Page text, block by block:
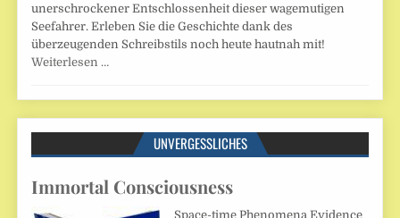
unerschrockener Entschlossenheit dieser wagemutigen
Seefahrer. Erleben Sie die Geschichte dank des
überzeugenden Schreibstils noch heute hautnah mit!
Weiterlesen …
UNVERGESSLICHES
Immortal Consciousness
Space-time Phenomena Evidence